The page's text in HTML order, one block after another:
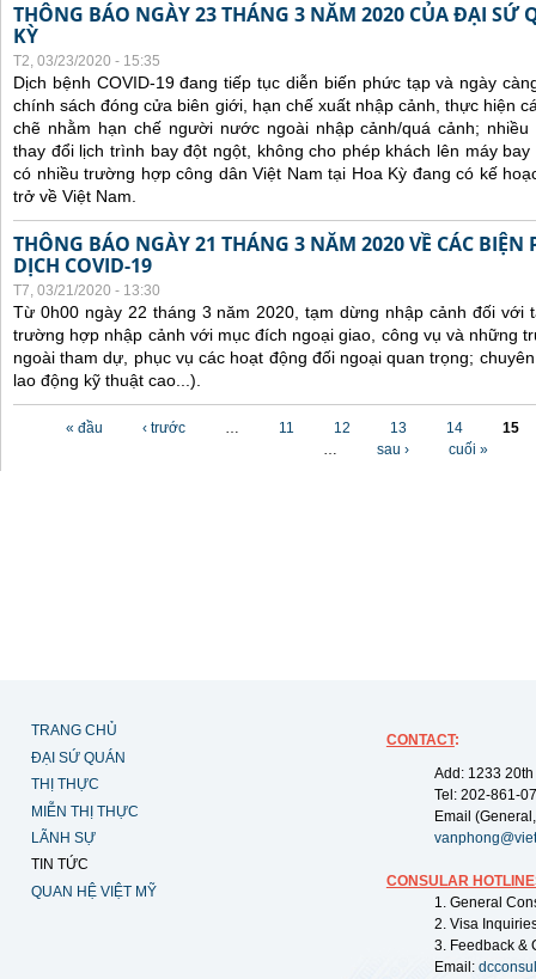
THÔNG BÁO NGÀY 23 THÁNG 3 NĂM 2020 CỦA ĐẠI SỨ
KỲ
T2, 03/23/2020 - 15:35
Dịch bệnh COVID-19 đang tiếp tục diễn biến phức tạp và ngày
chính sách đóng cửa biên giới, hạn chế xuất nhập cảnh, thực hiện
chẽ nhằm hạn chế người nước ngoài nhập cảnh/quá cảnh;
thay đổi lịch trình bay đột ngột, không cho phép khách lên máy
có nhiều trường hợp công dân Việt Nam tại Hoa Kỳ đang có kế
trở về Việt Nam.
THÔNG BÁO NGÀY 21 THÁNG 3 NĂM 2020 VỀ CÁC BIỆN
DỊCH COVID-19
T7, 03/21/2020 - 13:30
Từ 0h00 ngày 22 tháng 3 năm 2020, tạm dừng nhập cảnh đối với
trường hợp nhập cảnh với mục đích ngoại giao, công vụ và những
ngoài tham dự, phục vụ các hoạt động đối ngoại quan trọng;
lao động kỹ thuật cao...).
« đầu ‹ trước … 11 12 13 14
15
…
sau › cuối »
TRANG CHỦ
ĐẠI SỨ QUÁN
THỊ THỰC
MIỄN THỊ THỰC
LÃNH SỰ
TIN TỨC
QUAN HỆ VIỆT MỸ
CONTACT:
Add: 1233
Tel: 202-861-
Email
CONSULAR
1. General
2. Visa
3. Feedback &
Email: